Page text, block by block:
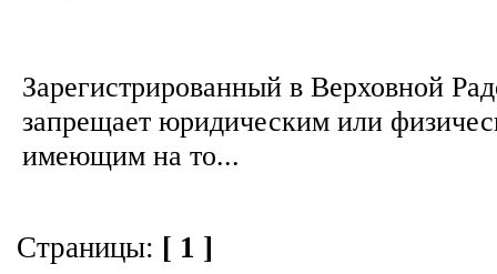
Зарегистрированный в Верховной
запрещает юридическим или
имеющим на то...
Страницы: [ 1 ]